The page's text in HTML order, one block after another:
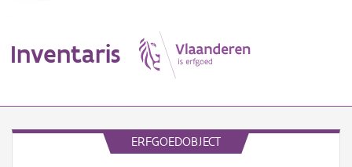
Inventaris
ERFGOEDOBJECT